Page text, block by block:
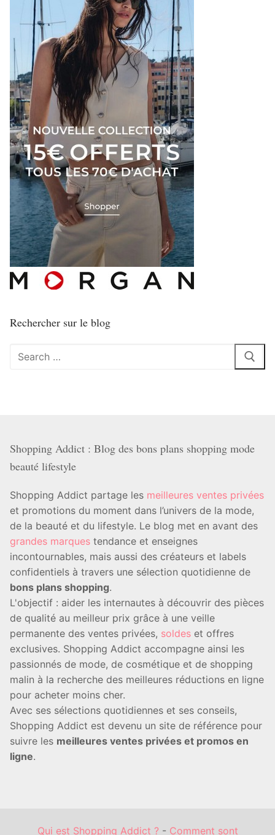
Rechercher sur le blog
Rechercher
Shopping Addict : Blog des bons plans shopping mode
beauté lifestyle
Shopping Addict partage les meilleures ventes privées
et promotions du moment dans l’univers de la mode,
de la beauté et du lifestyle. Le blog met en avant des
grandes marques tendance et enseignes
incontournables, mais aussi des créateurs et labels
confidentiels à travers une sélection quotidienne de
bons plans shopping.
L'objectif : aider les internautes à découvrir des pièces
de qualité au meilleur prix grâce à une veille
permanente des ventes privées, soldes et offres
exclusives. Shopping Addict accompagne ainsi les
passionnés de mode, de cosmétique et de shopping
malin à la recherche des meilleures réductions en ligne
pour acheter moins cher.
Avec ses sélections quotidiennes et ses conseils,
Shopping Addict est devenu un site de référence pour
suivre les meilleures ventes privées et promos en
ligne.
Qui est Shopping Addict ?- Comment sont